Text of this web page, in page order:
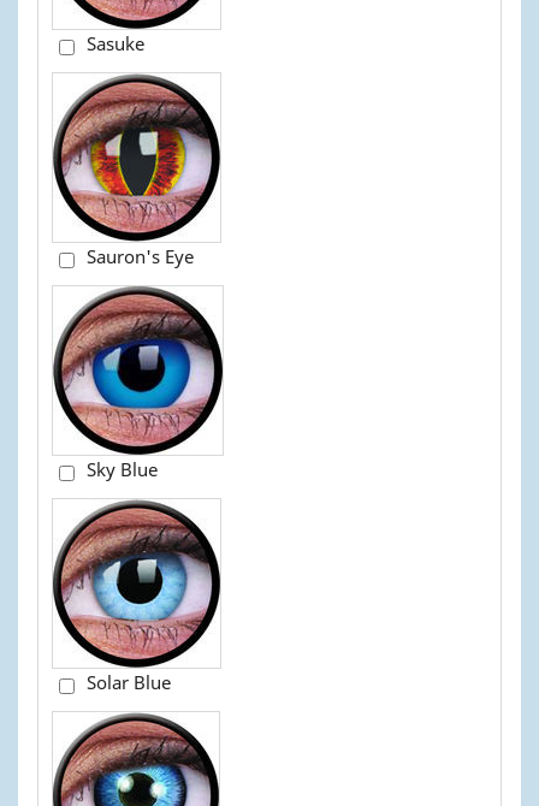
Sasuke
Sauron's Eye
Sky Blue
Solar Blue